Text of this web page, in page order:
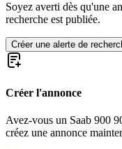
Soyez averti dès qu'une
recherche est publiée.
Créer une alerte de
Créer l'annonce
Avez-vous un Saab 900
créez une annonce